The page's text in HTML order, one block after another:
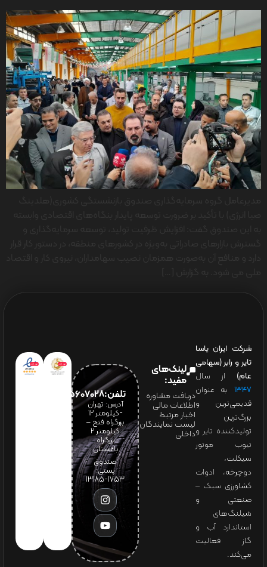
شرکت ایران یاسا
تایر و رابر (سهامی
عام) از سال
۱۳۴۷ به عنوان
قدیمی‌ترین و
بزرگ‌ترین
تولیدکننده تایر و
تیوب موتور
سیکلت،
دوچرخه، ادوات
کشاورزی سبک –
صنعتی و
شیلنگ‌های
استاندارد آب و
گاز فعالیت
می‌کند.
لینک‌های
مفید:
دریافت مشاوره
اطلاعات مالی
اخبار مرتبط
لیست نمایندگان
داخلی
تلفن:65607028(021)
آدرس: تهران
-کیلومتر 12
بزرگراه فتح –
کیلومتر ۲
بزرگراه
باغستان
صندوق
پستی:
1753-13185